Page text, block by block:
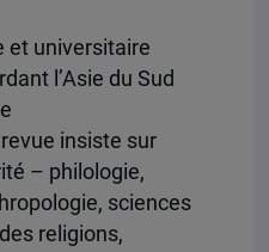
et universitaire
l’Asie du Sud
insiste sur
– philologie,
sciences
religions,